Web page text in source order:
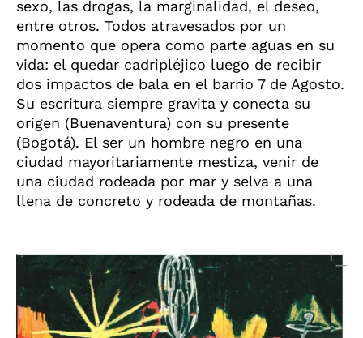
sexo, las drogas, la marginalidad, el deseo,
entre otros. Todos atravesados por un
momento que opera como parte aguas en su
vida: el quedar cadripléjico luego de recibir
dos impactos de bala en el barrio 7 de Agosto.
Su escritura siempre gravita y conecta su
origen (Buenaventura) con su presente
(Bogotá). El ser un hombre negro en una
ciudad mayoritariamente mestiza, venir de
una ciudad rodeada por mar y selva a una
llena de concreto y rodeada de montañas.